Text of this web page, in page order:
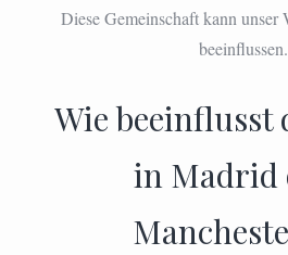
Diese Gemeinschaft kann unser
beeinflussen.
Wie beeinflusst
in Madrid